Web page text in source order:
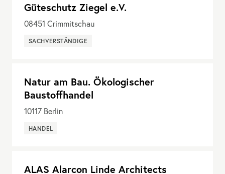
Güteschutz Ziegel e.V.
08451 Crimmitschau
SACHVERSTÄNDIGE
Natur am Bau. Ökologischer
Baustoffhandel
10117 Berlin
HANDEL
ALAS Alarcon Linde Architects